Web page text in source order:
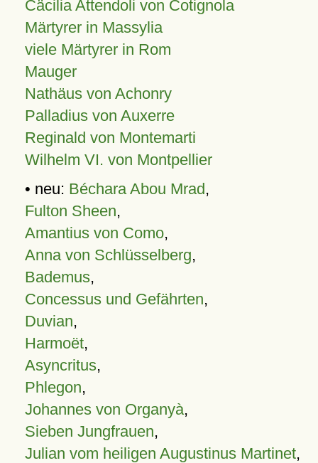
Cäcilia Attendoli von Cotignola
Märtyrer in Massylia
viele Märtyrer in Rom
Mauger
Nathäus von Achonry
Palladius von Auxerre
Reginald von Montemarti
Wilhelm VI. von Montpellier
• neu: Béchara Abou Mrad,
Fulton Sheen,
Amantius von Como,
Anna von Schlüsselberg,
Bademus,
Concessus und Gefährten,
Duvian,
Harmoët,
Asyncritus,
Phlegon,
Johannes von Organyà,
Sieben Jungfrauen,
Julian vom heiligen Augustinus Martinet,